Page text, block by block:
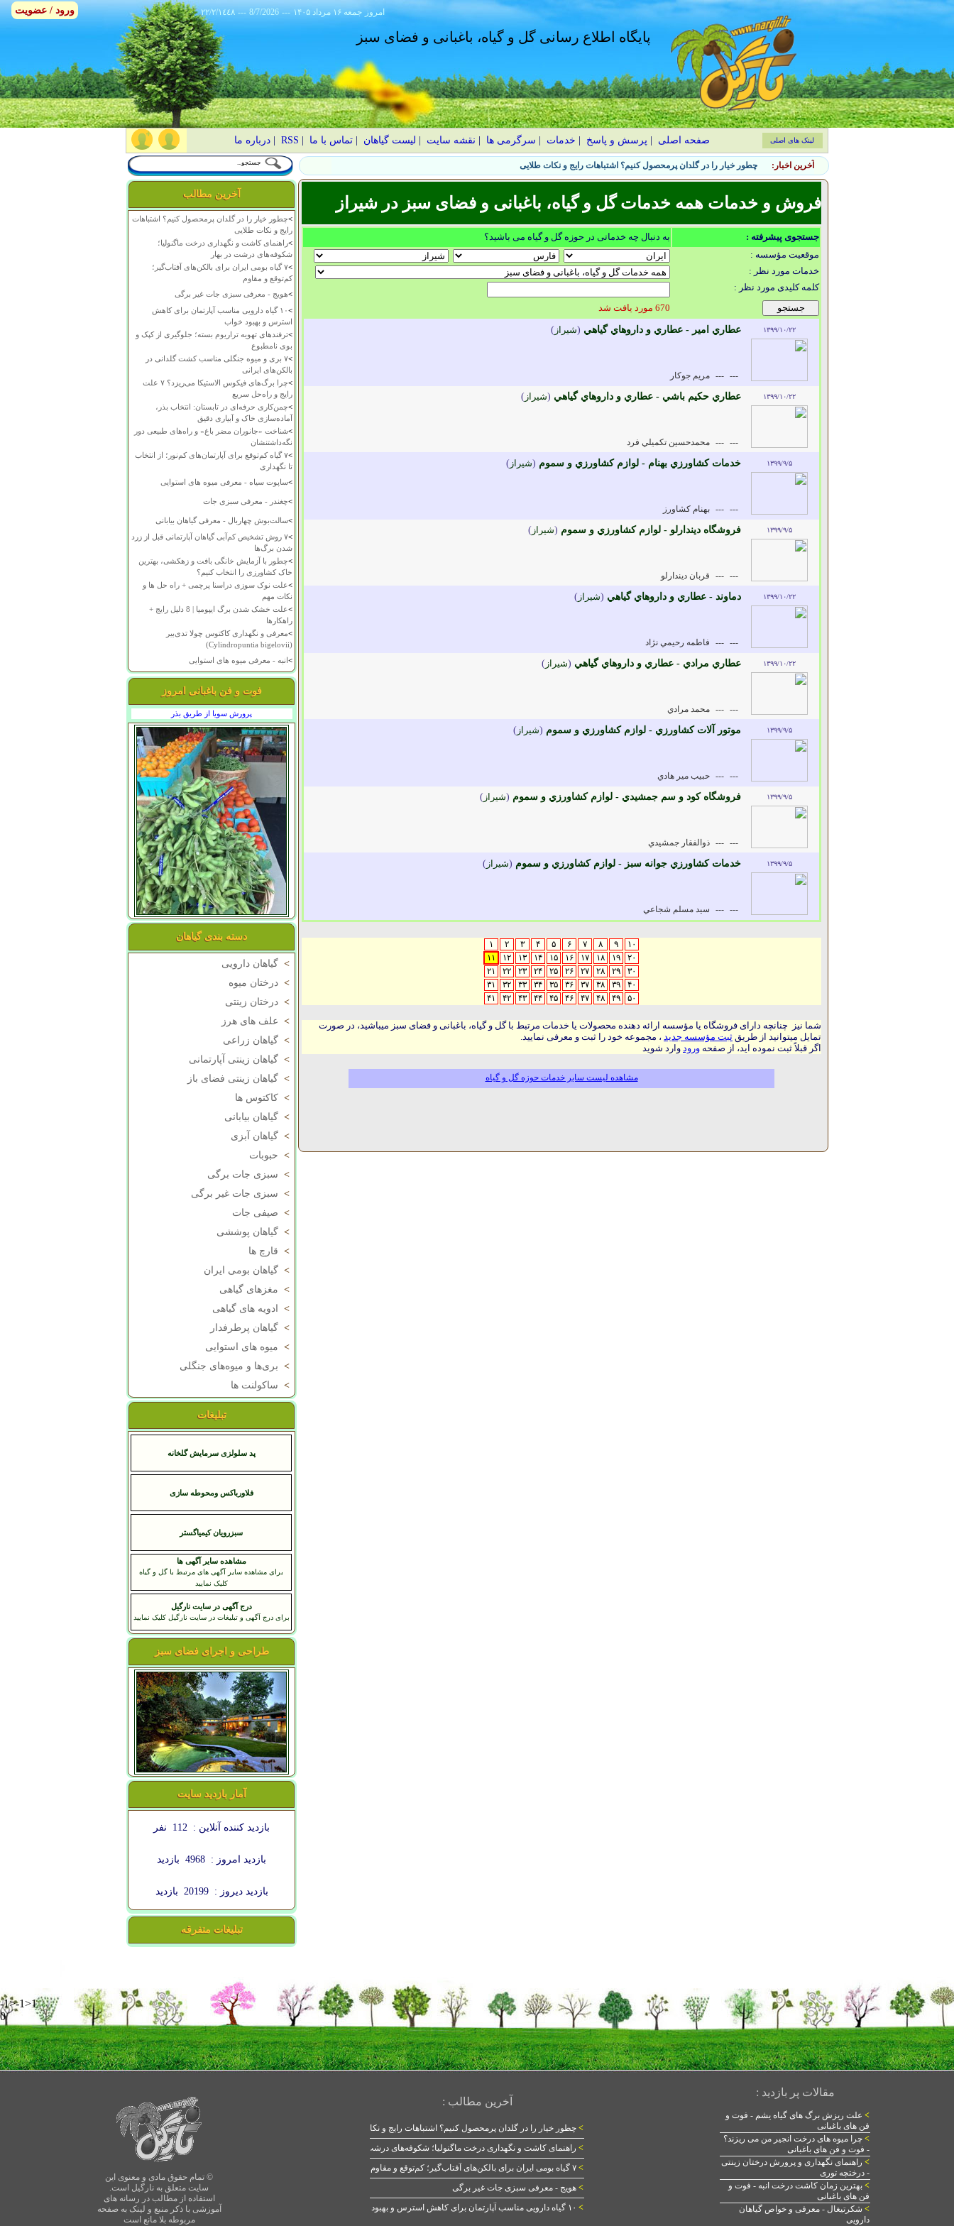
٢٢/٢/١٤٤٨ --- 8/7/2026 --- ۱۴۰۵ جمعه ۱۶ مرداد امروز
پایگاه اطلاع رسانی گل و گیاه، باغبانی و فضای سبز
صفحه اصلی پرسش و پاسخ خدمات سرگرمی ها نقشه سایت لیست گیاهان |تماس با ما RSS
|درباره ما لینک های اصلی
آخرین اخبار: چطور خیار را در گلدان پرمحصول کنیم؟ اشتباهات رایج و نکات طلایی
آخرین مطالب
>چطور خیار را در گلدان پرمحصول کنیم؟ اشتباهات
رایج و نکات طلایی
>راهنمای کاشت و نگهداری درخت ماگنولیا؛
شکوفه‌های درشت در بهار
>
۷ گیاه بومی ایران برای بالکن‌های آفتاب‌گیر؛
کم‌توقع و مقاوم
>هویج - معرفی سبزی جات غیر برگی
>
۱۰ گیاه دارویی مناسب آپارتمان برای کاهش
استرس و بهبود خواب
>ترفندهای تهویه تراریوم بسته؛ جلوگیری از کپک و
بوی نامطبوع
>
۷ بری و میوه جنگلی مناسب کشت گلدانی در
بالکن‌های ایرانی
>
چرا برگ‌های فیکوس الاستیکا می‌ریزد؟ ۷ علت
رایج و راه‌حل سریع
>چمن‌کاری حرفه‌ای در تابستان: انتخاب بذر،
آماده‌سازی خاک و آبیاری دقیق
>شناخت «جانوران مضر باغ» و راه‌های طبیعی دور
نگه‌داشتنشان
>
۷ گیاه کم‌توقع برای آپارتمان‌های کم‌نور؛ از انتخاب
تا نگهداری
>ساپوت سیاه - معرفی میوه های استوایی
>چغندر - معرفی سبزی جات
>سالت‌بوش چهاربال - معرفی گیاهان بیابانی
>
۷ روش تشخیص کم‌آبی گیاهان آپارتمانی قبل از زرد
شدن برگ‌ها
>چطور با آزمایش خانگی بافت و زهکشی، بهترین
خاک کشاورزی را انتخاب کنیم؟
>علت نوک سوزی دراسنا پرچمی + راه حل ها و
نکات مهم
>
علت خشک شدن برگ ایپومیا | 8 دلیل رایج +
راهکارها
>معرفی و نگهداری کاکتوس چولا تدی‌بیر
(Cylindropuntia bigelovii)
>انبه - معرفی میوه های استوایی
فوت و فن باغبانی امروز
پرورش سویا از طریق بذر
دسته بندی گیاهان
> گیاهان دارویی
> درختان میوه
> درختان زینتی
> علف های هرز
> گیاهان زراعی
> گیاهان زینتی آپارتمانی
> گیاهان زینتی فضای باز
> کاکتوس ها
> گیاهان بیابانی
> گیاهان آبزی
> حبوبات
> سبزی جات برگی
> سبزی جات غیر برگی
> صیفی جات
> گیاهان پوششی
> قارچ ها
> گیاهان بومی ایران
> مغزهای گیاهی
>
ادویه های گیاهی
> گیاهان پرطرفدار
> میوه های استوایی
> بری‌ها و میوه‌های جنگلی
> ساکولنت ها
تبلیغات
پد سلولزی سرمایش گلخانه
فلاورباکس ومحوطه سازی
سبزرویان کیمیاگستر
مشاهده سایر آگهی ها
برای مشاهده سایر آگهی های مرتبط با گل و گیاه
کلیک نمایید
درج آگهی در سایت نارگیل
برای درج آگهی و تبلیغات در سایت نارگیل کلیک نمایید
طراحی و اجرای فضای سبز
آمار بازدید سایت
بازدید کننده آنلاین : 112 نفر
بازدید امروز : 4968 بازدید
بازدید دیروز : 20199 بازدید
تبلیغات متفرقه
فروش و خدمات همه خدمات گل و گیاه، باغبانی و فضای سبز در شيراز
جستجوی پیشرفته :
به دنبال چه خدماتی در حوزه گل و گیاه می باشید؟
موقعیت مؤسسه :
خدمات مورد نظر :
کلمه کلیدی مورد نظر :
670 مورد یافت شد
۱۳۹۹/۱۰/۲۲ عطاري امير - عطاري و داروهاي گياهي (شيراز )
---
--- مريم جوکار
۱۳۹۹/۱۰/۲۲ عطاري حکيم باشي - عطاري و داروهاي گياهي (شيراز )
---
--- محمدحسين تکميلي فرد
۱۳۹۹/۹/۵ خدمات کشاورزي بهنام - لوازم کشاورزي و سموم (شيراز )
---
--- بهنام کشاورز
۱۳۹۹/۹/۵ فروشگاه ديندارلو - لوازم کشاورزي و سموم (شيراز )
---
--- قربان ديندارلو
۱۳۹۹/۱۰/۲۲ دماوند - عطاري و داروهاي گياهي (شيراز )
---
--- فاطمه رحيمي نژاد
۱۳۹۹/۱۰/۲۲ عطاري مرادي - عطاري و داروهاي گياهي (شيراز )
---
--- محمد مرادي
۱۳۹۹/۹/۵ موتور آلات کشاورزي - لوازم کشاورزي و سموم (شيراز )
---
--- حبيب مير هادي
۱۳۹۹/۹/۵ فروشگاه کود و سم جمشيدي - لوازم کشاورزي و سموم (شيراز )
---
--- ذوالفقار جمشيدي
۱۳۹۹/۹/۵ خدمات کشاورزي جوانه سبز - لوازم کشاورزي و سموم (شيراز )
---
--- سيد مسلم شجاعي
۱ ۲ ۳ ۴ ۵ ۶ ۷ ۸ ۹
۱۰
۱۱
۱۲ ۱۳ ۱۴ ۱۵ ۱۶ ۱۷ ۱۸ ۱۹
۲۰
۲۱
۲۲ ۲۳ ۲۴ ۲۵ ۲۶ ۲۷ ۲۸ ۲۹
۳۰
۳۱
۳۲ ۳۳ ۳۴ ۳۵ ۳۶ ۳۷ ۳۸ ۳۹
۴۰
۴۱
۴۲ ۴۳ ۴۴ ۴۵ ۴۶ ۴۷ ۴۸ ۴۹ ۵۰
شما نیز چنانچه دارای فروشگاه یا مؤسسه ارائه دهنده محصولات یا خدمات مرتبط با گل و گیاه، باغبانی و فضای سبز میباشید، در صورت
تمایل میتوانید از طریق ثبت مؤسسه جدید ، مجموعه خود را ثبت و معرفی نمایید.
اگر قبلاً ثبت نموده اید، از صفحه ورود وارد شوید
مشاهده لیست سایر خدمات حوزه گل و گیاه
-1>-1>1
0
© تمام حقوق مادی و معنوی این
سایت متعلق به نارگیل است.
استفاده از مطالب در رسانه های
آموزشی با ذکر منبع و لینک به صفحه
مربوطه بلا مانع است
آخرین مطالب :
> چطور خیار را در گلدان پرمحصول کنیم؟ اشتباهات رایج و نکات طلایی
> راهنمای کاشت و نگهداری درخت ماگنولیا؛ شکوفه‌های درشت در بهار
> ۷ گیاه بومی ایران برای بالکن‌های آفتاب‌گیر؛ کم‌توقع و مقاوم
> هویج - معرفی سبزی جات غیر برگی
> ۱۰ گیاه دارویی مناسب آپارتمان برای کاهش استرس و بهبود خواب
مقالات پر بازدید :
> علت ریزش برگ های گیاه یشم - فوت و
فن های باغبانی
> چرا میوه های درخت انجیر من می ریزند؟
- فوت و فن های باغبانی
> راهنمای نگهداری و پرورش درختان زینتی
- درختچه توری
> بهترین زمان کاشت درخت انبه - فوت و
فن های باغبانی
> شکرتیغال - معرفی و خواص گیاهان
دارویی
ورود / عضویت